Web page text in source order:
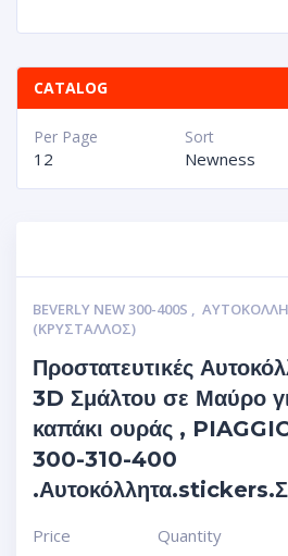
CATALOG
Sort
Newness
Per Page
12
BEVERLY NEW 300-400S ,
(ΚΡΥΣΤΑΛΛΟΣ)
Προστατευτικές
3D Σμάλτου σε Μαύρο
καπάκι ουράς ,
300-310-400
Price
Quantity